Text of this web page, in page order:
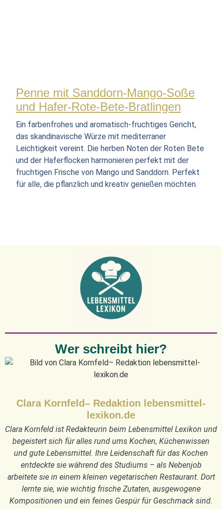
Penne mit Sanddorn-Mango-Soße
und Hafer-Rote-Bete-Bratlingen
Ein farbenfrohes und aromatisch-fruchtiges Gericht,
das skandinavische Würze mit mediterraner
Leichtigkeit vereint. Die herben Noten der Roten Bete
und der Haferflocken harmonieren perfekt mit der
fruchtigen Frische von Mango und Sanddorn. Perfekt
für alle, die pflanzlich und kreativ genießen möchten.
Wer schreibt hier?
Clara Kornfeld– Redaktion lebensmittel-
lexikon.de
Clara Kornfeld ist Redakteurin beim Lebensmittel Lexikon und
begeistert sich für alles rund ums Kochen, Küchenwissen
und gute Lebensmittel. Ihre Leidenschaft für das Kochen
entdeckte sie während des Studiums – als Nebenjob
arbeitete sie in einem kleinen vegetarischen Restaurant. Dort
lernte sie, wie wichtig frische Zutaten, ausgewogene
Kompositionen und ein feines Gespür für Geschmack sind.